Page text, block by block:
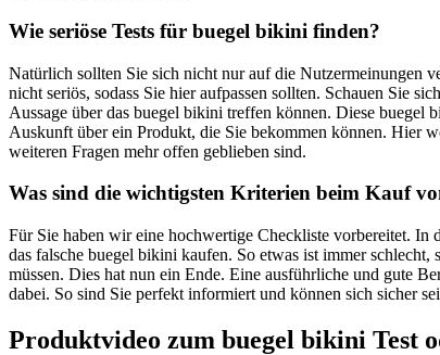
Wie seriöse Tests für buegel bikini finden?
Natürlich sollten Sie sich nicht nur auf die Nutzermeinungen
nicht seriös, sodass Sie hier aufpassen sollten. Schauen Sie
Aussage über das buegel bikini treffen können. Diese buegel
Auskunft über ein Produkt, die Sie bekommen können. Hier
weiteren Fragen mehr offen geblieben sind.
Was sind die wichtigsten Kriterien beim Kauf
Für Sie haben wir eine hochwertige Checkliste vorbereitet.
das falsche buegel bikini kaufen. So etwas ist immer
müssen. Dies hat nun ein Ende. Eine ausführliche und gute
dabei. So sind Sie perfekt informiert und können sich sicher
Produktvideo zum buegel bikini Test